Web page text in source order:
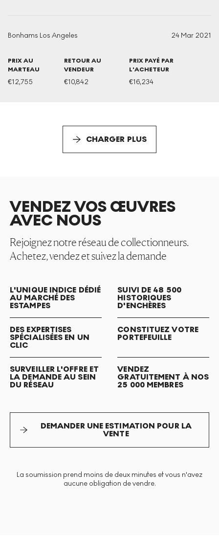
Bonhams Los Angeles 24 Mar 2021
PRIX AU
MARTEAU
€12,755
RETOUR AU
VENDEUR
€10,842
PRIX PAYÉ PAR
L'ACHETEUR
€16,234
CHARGER PLUS
VENDEZ VOS ŒUVRES
AVEC NOUS
Rejoignez notre réseau de collectionneurs.
Achetez, vendez et suivez la demande
L'UNIQUE INDICE DÉDIÉ
AU MARCHÉ DES
ESTAMPES
SUIVI DE 48 500
HISTORIQUES
D'ENCHÈRES
DES EXPERTISES
SPÉCIALISÉES EN UN
CLIC
CONSTITUEZ VOTRE
PORTEFEUILLE
SURVEILLER L'OFFRE ET
LA DEMANDE AU SEIN
DU RÉSEAU
VENDEZ
GRATUITEMENT À NOS
25 000 MEMBRES
DEMANDER UNE ESTIMATION POUR LA
VENTE
La soumission prend moins de deux minutes et vous n'avez
aucune obligation de vendre.